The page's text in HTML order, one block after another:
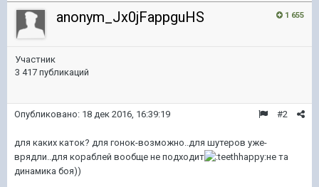
1 655
anonym_Jx0jFappguHS
Участник
3 417 публикаций
#2
Опубликовано: 18 дек 2016, 16:39:19
для каких каток? для гонок-возможно..для шутеров уже-
врядли..для кораблей вообще не подходит
не та
динамика боя))